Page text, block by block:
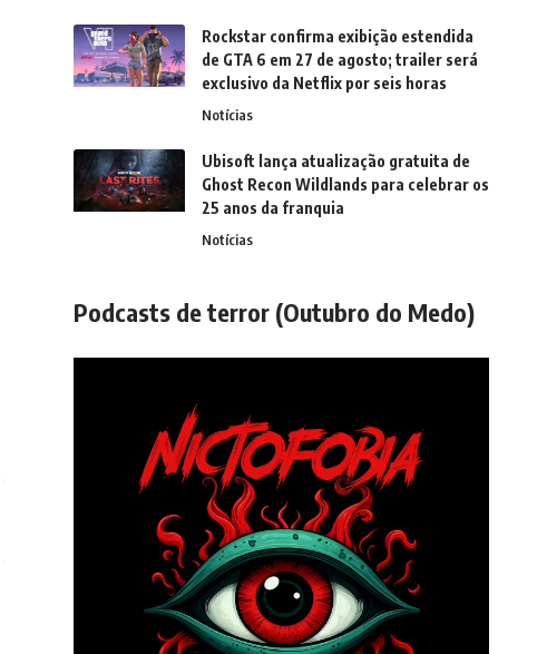
Rockstar confirma exibição estendida
de GTA 6 em 27 de agosto; trailer será
exclusivo da Netflix por seis horas
Notícias
Ubisoft lança atualização gratuita de
Ghost Recon Wildlands para celebrar os
25 anos da franquia
Notícias
Podcasts de terror (Outubro do Medo)